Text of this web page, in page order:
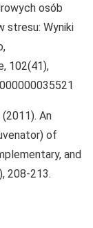
osób
stresu: Wyniki
102(41),
(2011). An
of
and
208-213.